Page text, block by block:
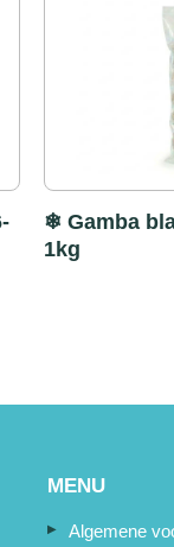
❄ Gamba
1kg
MENU
Algemene